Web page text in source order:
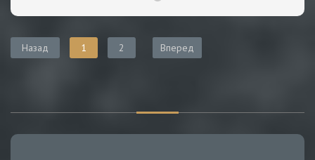
Назад 1 2 Вперед